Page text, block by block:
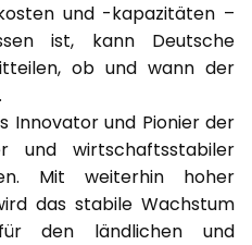
und -kapazitäten –
ist, kann Deutsche
ob und wann der
Innovator und Pionier der
und wirtschaftsstabiler
Mit weiterhin hoher
das stabile Wachstum
den ländlichen und